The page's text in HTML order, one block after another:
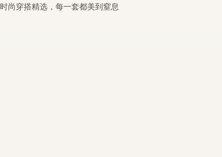
时尚穿搭精选，每一套都美到窒息